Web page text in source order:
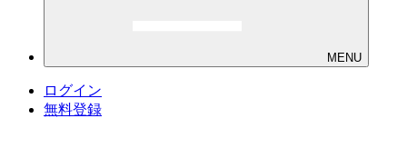
MENU
ログイン
無料登録